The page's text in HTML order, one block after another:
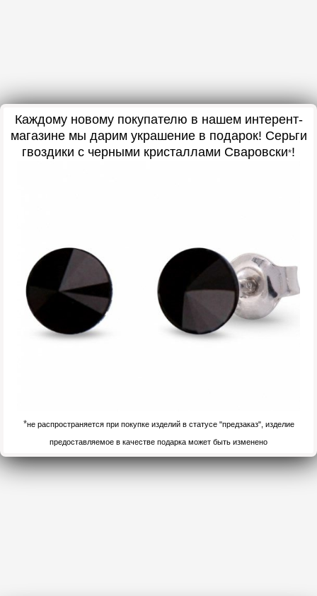
Каждому новому покупателю в нашем интерент-
магазине мы дарим украшение в подарок! Серьги
гвоздики с черными кристаллами Сваровски*!
*не распространяется при покупке изделий в статусе "предзаказ", изделие
предоставляемое в качестве подарка может быть изменено